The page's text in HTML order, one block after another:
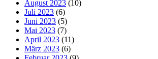
August 2023 (10)
Juli 2023 (6)
Juni 2023 (5)
Mai 2023 (7)
April 2023 (11)
März 2023 (6)